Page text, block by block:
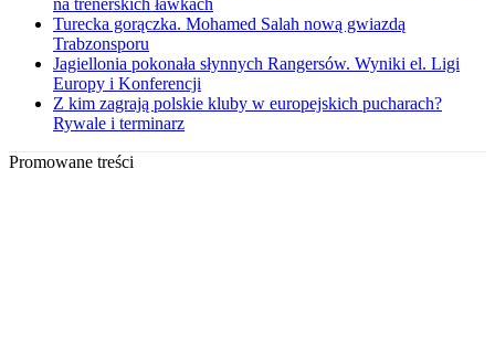
na trenerskich ławkach
Turecka gorączka. Mohamed Salah nową gwiazdą
Trabzonsporu
Jagiellonia pokonała słynnych Rangersów. Wyniki el. Ligi
Europy i Konferencji
Z kim zagrają polskie kluby w europejskich pucharach?
Rywale i terminarz
Promowane treści